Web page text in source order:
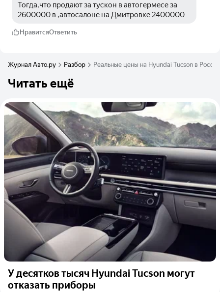
Тогда,что продают за тускон в автогермесе за
2600000 в ,автосалоне на Дмитровке 2400000
НравитсяОтветить
Журнал Авто.ру Разбор Реальные цены на Hyundai Tucson в
Читать ещё
У десятков тысяч Hyundai Tucson могут
отказать приборы